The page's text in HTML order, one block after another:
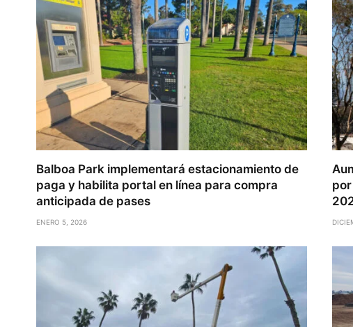
Balboa Park implementará estacionamiento de
paga y habilita portal en línea para compra
anticipada de pases
ENERO 5, 2026